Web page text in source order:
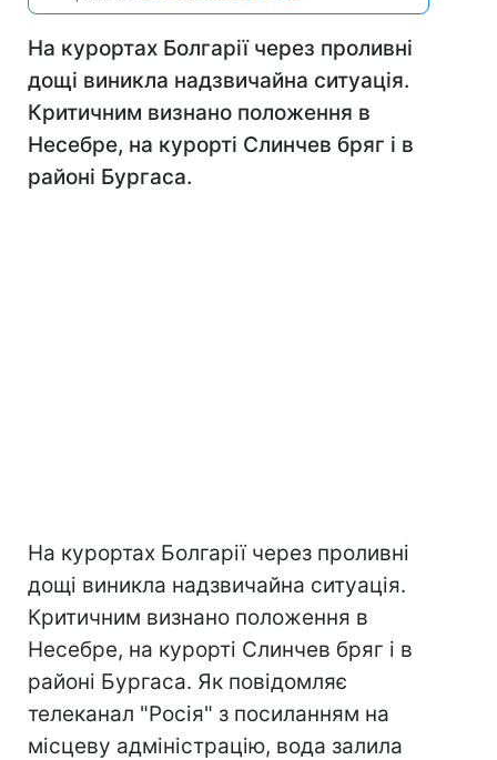
На курортах Болгарії через проливні
дощі виникла надзвичайна ситуація.
Критичним визнано положення в
Несебре, на курорті Слинчев бряг і в
районі Бургаса.
На курортах Болгарії через проливні
дощі виникла надзвичайна ситуація.
Критичним визнано положення в
Несебре, на курорті Слинчев бряг і в
районі Бургаса. Як повідомляє
телеканал "Росія" з посиланням на
місцеву адміністрацію, вода залила